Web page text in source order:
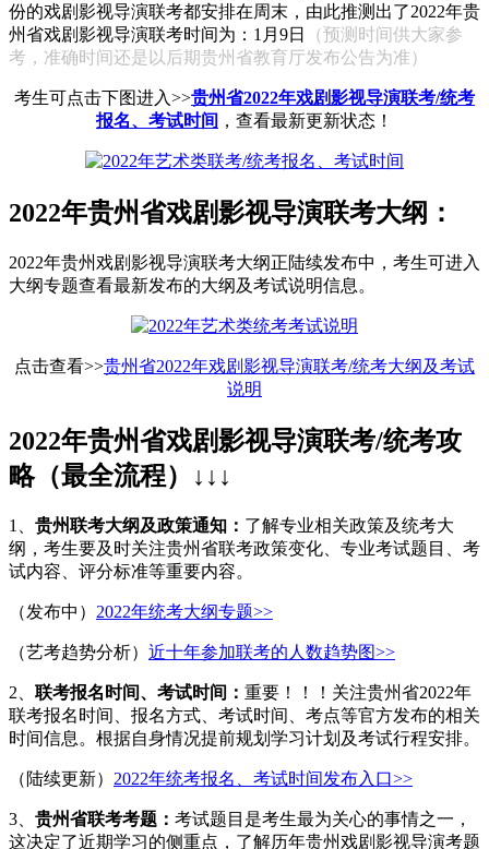
份的戏剧影视导演联考都安排在周末，由此推测出了2022年贵
州省戏剧影视导演联考时间为：1月9日
（预测时间供大家参
考，准确时间还是以后期贵州省教育厅发布公告为准）
考生可点击下图进入>>贵州省2022年戏剧影视导演联考/统考
报名、考试时间 ，查看最新更新状态！
2022年贵州省戏剧影视导演联考大纲：
2022年贵州戏剧影视导演联考大纲正陆续发布中，考生可进入
大纲专题查看最新发布的大纲及考试说明信息。
点击查看>>贵州省2022年戏剧影视导演联考/统考大纲及考试
说明
2022年贵州省戏剧影视导演联考/统考攻
略（最全流程）↓↓↓
1、 贵州联考大纲及政策通知： 了解专业相关政策及统考大
纲，考生要及时关注贵州省联考政策变化、专业考试题目、考
试内容、评分标准等重要内容。
（发布中） 2022年统考大纲专题>>
（艺考趋势分析） 近十年参加联考的人数趋势图>>
2、 联考报名时间、考试时间： 重要！！！关注贵州省2022年
联考报名时间、报名方式、考试时间、考点等官方发布的相关
时间信息。根据自身情况提前规划学习计划及考试行程安排。
（陆续更新） 2022年统考报名、考试时间发布入口>>
3、 贵州省联考考题： 考试题目是考生最为关心的事情之一，
这决定了近期学习的侧重点，了解历年贵州戏剧影视导演考题